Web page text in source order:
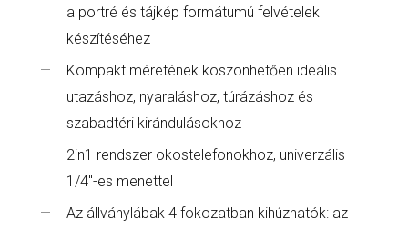
a portré és tájkép formátumú felvételek
készítéséhez
Kompakt méretének köszönhetően ideális
utazáshoz, nyaraláshoz, túrázáshoz és
szabadtéri kirándulásokhoz
2in1 rendszer okostelefonokhoz, univerzális
1/4"-es menettel
Az állványlábak 4 fokozatban kihúzhatók: az